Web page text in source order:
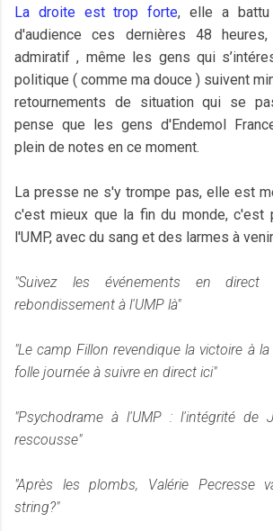
La droite est trop forte, elle a
d'audience ces dernières 48
admiratif , même les gens qui
politique ( comme ma douce ) suivent
retournements de situation qui se
pense que les gens d'Endemol
plein de notes en ce moment.
La presse ne s'y trompe pas, elle est
c'est mieux que la fin du monde, c'est
l'UMP, avec du sang et des larmes à
"Suivez les événements en
rebondissement à l'UMP là"
"Le camp Fillon revendique la victoire à la
folle journée à suivre en direct ici"
"Psychodrame à l'UMP : l'intégrité de
rescousse"
"Après les plombs, Valérie Pecresse
string?"